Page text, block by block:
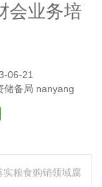
会业务培
06-21
储备局 nanyang
粮食购销领域腐